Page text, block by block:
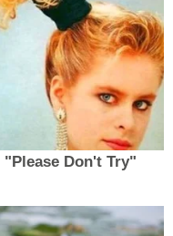
"Please Don't Try"